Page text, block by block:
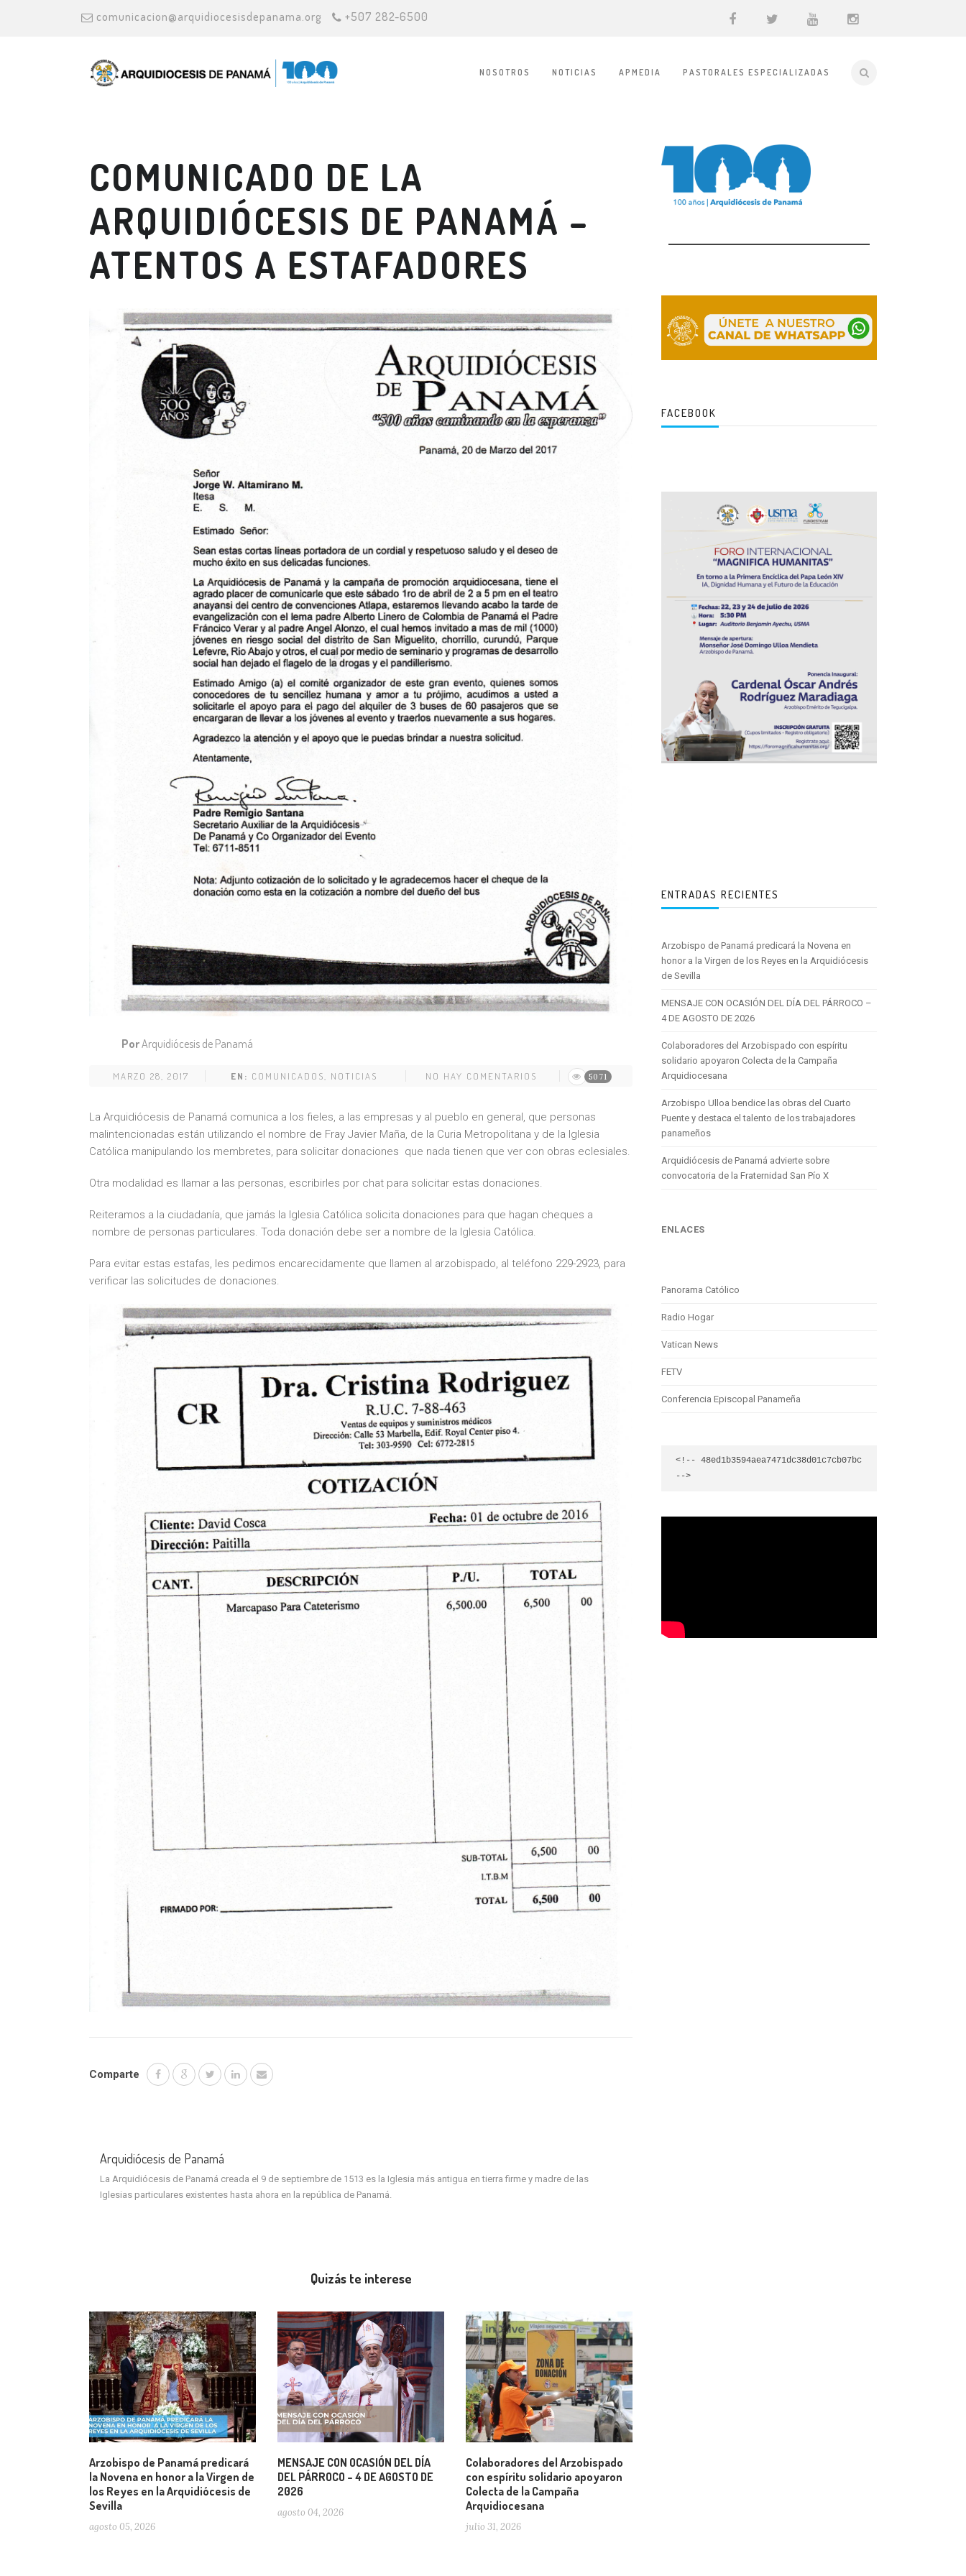
comunicacion@arquidiocesisdepanama.org +507 282-6500
NOSOTROS NOTICIAS APMEDIA PASTORALES ESPECIALIZADAS
COMUNICADO DE LA
ARQUIDIÓCESIS DE PANAMÁ –
ATENTOS A ESTAFADORES
PorArquidiócesis de Panamá
MARZO 28, 2017 EN: COMUNICADOS NOTICIAS NO HAY COMENTARIOS 5071
La Arquidiócesis de Panamá comunica a los fieles, a las empresas y al pueblo en general, que personas
malintencionadas están utilizando el nombre de Fray Javier Maña, de la Curia Metropolitana y de la Iglesia
Católica manipulando los membretes, para solicitar donaciones que nada tienen que ver con obras eclesiales.
Otra modalidad es llamar a las personas, escribirles por chat para solicitar estas donaciones.
Reiteramos a la ciudadanía, que jamás la Iglesia Católica solicita donaciones para que hagan cheques a
nombre de personas particulares. Toda donación debe ser a nombre de la Iglesia Católica.
Para evitar estas estafas, les pedimos encarecidamente que llamen al arzobispado, al teléfono 229-2923, para
verificar las solicitudes de donaciones.
Comparte
Arquidiócesis de Panamá
La Arquidiócesis de Panamá creada el 9 de septiembre de 1513 es la Iglesia más antigua en tierra firme y madre de las
Iglesias particulares existentes hasta ahora en la república de Panamá.
Quizás te interese
Arzobispo de Panamá predicará
la Novena en honor a la Virgen de
los Reyes en la Arquidiócesis de
Sevilla
agosto 05, 2026
MENSAJE CON OCASIÓN DEL DÍA
DEL PÁRROCO – 4 DE AGOSTO DE
2026
agosto 04, 2026
Colaboradores del Arzobispado
con espíritu solidario apoyaron
Colecta de la Campaña
Arquidiocesana
julio 31, 2026
FACEBOOK
ENTRADAS RECIENTES
Arzobispo de Panamá predicará la Novena en
honor a la Virgen de los Reyes en la Arquidiócesis
de Sevilla
MENSAJE CON OCASIÓN DEL DÍA DEL PÁRROCO –
4 DE AGOSTO DE 2026
Colaboradores del Arzobispado con espíritu
solidario apoyaron Colecta de la Campaña
Arquidiocesana
Arzobispo Ulloa bendice las obras del Cuarto
Puente y destaca el talento de los trabajadores
panameños
Arquidiócesis de Panamá advierte sobre
convocatoria de la Fraternidad San Pío X
ENLACES
Panorama Católico
Radio Hogar
Vatican News
FETV
Conferencia Episcopal Panameña
<!-- 48ed1b3594aea7471dc38d01c7cb07bc
-->